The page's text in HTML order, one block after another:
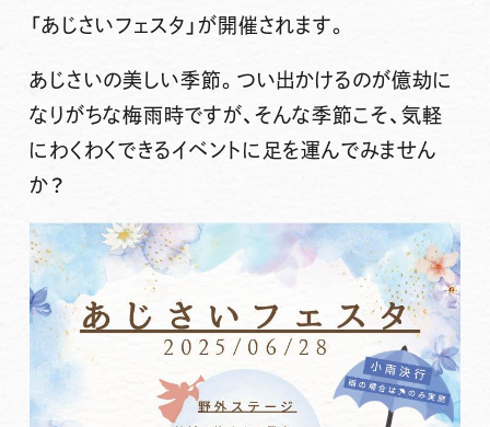
「あじさいフェスタ」が開催されます。
あじさいの美しい季節。つい出かけるのが億劫に
なりがちな梅雨時ですが、そんな季節こそ、気軽
にわくわくできるイベントに足を運んでみません
か？